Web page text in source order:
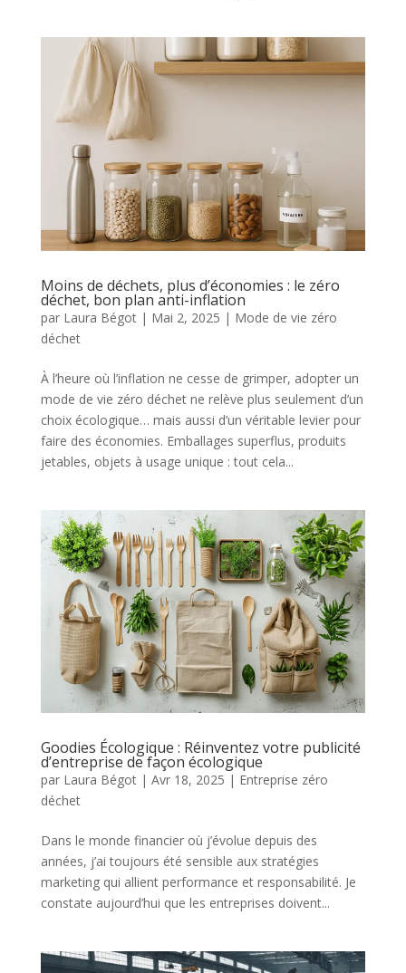
Moins de déchets, plus d’économies : le zéro
déchet, bon plan anti-inflation
par Laura Bégot| Mai 2, 2025 | Mode de vie zéro
déchet
À l’heure où l’inflation ne cesse de grimper, adopter un
mode de vie zéro déchet ne relève plus seulement d’un
choix écologique… mais aussi d’un véritable levier pour
faire des économies. Emballages superflus, produits
jetables, objets à usage unique : tout cela...
Goodies Écologique : Réinventez votre publicité
d’entreprise de façon écologique
par Laura Bégot| Avr 18, 2025 | Entreprise zéro
déchet
Dans le monde financier où j’évolue depuis des
années, j’ai toujours été sensible aux stratégies
marketing qui allient performance et responsabilité. Je
constate aujourd’hui que les entreprises doivent...